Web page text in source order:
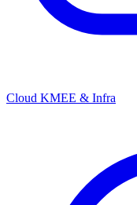
Cloud KMEE & Infra